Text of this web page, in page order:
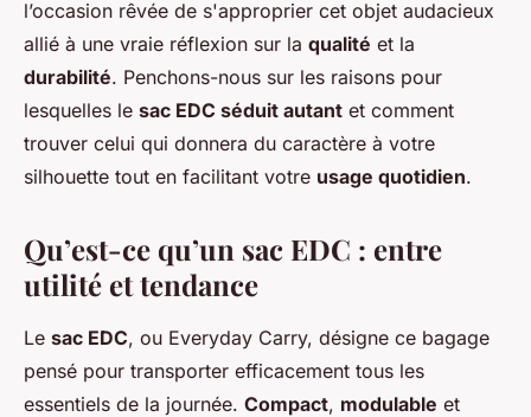
l’occasion rêvée de s'approprier cet objet audacieux
allié à une vraie réflexion sur la qualité et la
durabilité. Penchons-nous sur les raisons pour
lesquelles le sac EDC séduit autant et comment
trouver celui qui donnera du caractère à votre
silhouette tout en facilitant votre usage quotidien.
Qu’est-ce qu’un sac EDC : entre
utilité et tendance
Le sac EDC, ou Everyday Carry, désigne ce bagage
pensé pour transporter efficacement tous les
essentiels de la journée. Compact, modulable et